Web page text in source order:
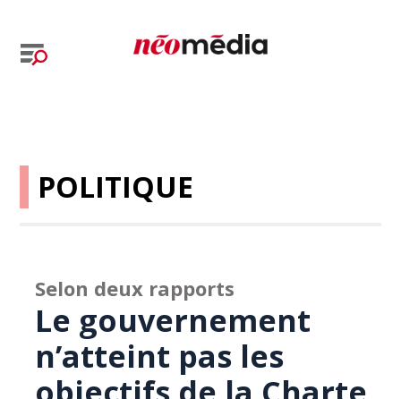
POLITIQUE
Selon deux rapports
Le gouvernement
n’atteint pas les